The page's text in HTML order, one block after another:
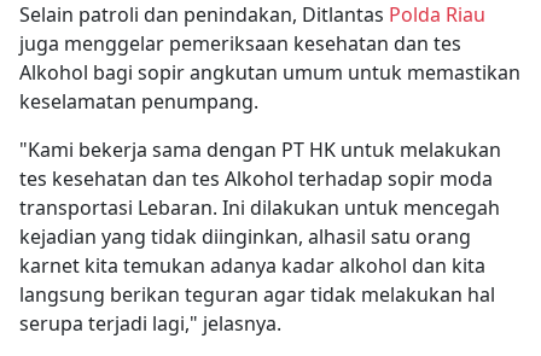
Selain patroli dan penindakan, Ditlantas Polda Riau
juga menggelar pemeriksaan kesehatan dan tes
Alkohol bagi sopir angkutan umum untuk memastikan
keselamatan penumpang.
"Kami bekerja sama dengan PT HK untuk melakukan
tes kesehatan dan tes Alkohol terhadap sopir moda
transportasi Lebaran. Ini dilakukan untuk mencegah
kejadian yang tidak diinginkan, alhasil satu orang
karnet kita temukan adanya kadar alkohol dan kita
langsung berikan teguran agar tidak melakukan hal
serupa terjadi lagi," jelasnya.